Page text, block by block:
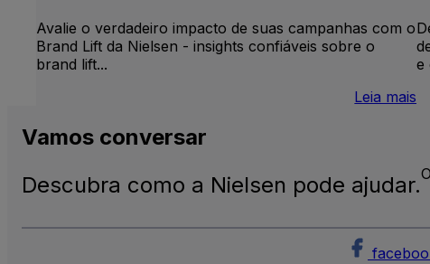
Avalie o verdadeiro impacto de suas campanhas com o
Brand Lift da Nielsen - insights confiáveis sobre o
brand lift...
Leia mais
e
Vamos conversar
Descubra como a Nielsen pode ajudar.